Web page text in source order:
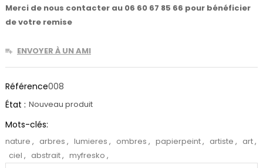
Merci de nous contacter au 06 60 67 85 66 pour bénéficier
de votre remise
ENVOYER À UN AMI
Référence008
État : Nouveau produit
Mots-clés:
nature , arbres , lumieres , ombres , papierpeint, artiste , art,
ciel , abstrait, myfresko ,